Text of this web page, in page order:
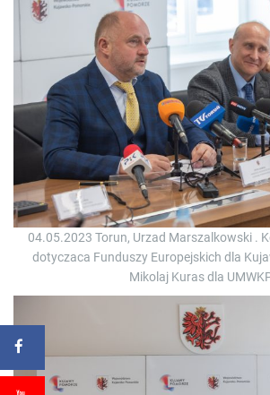
04.05.2023 Torun, Urzad Marszalkowski .
dotyczaca Funduszy Europejskich dla
Mikolaj Kuras dla